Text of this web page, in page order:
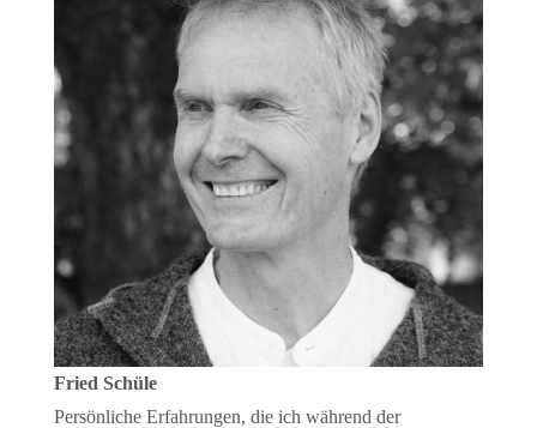
Fried Schüle
Persönliche Erfahrungen, die ich während der